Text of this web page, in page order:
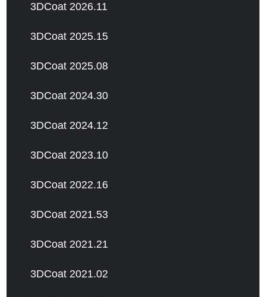
3DCoat 2026.11
3DCoat 2025.15
3DCoat 2025.08
3DCoat 2024.30
3DCoat 2024.12
3DCoat 2023.10
3DCoat 2022.16
3DCoat 2021.53
3DCoat 2021.21
3DCoat 2021.02